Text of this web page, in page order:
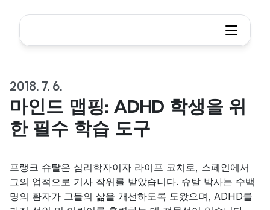
2018. 7. 6.
마인드 맵핑: ADHD 학생을 위
한 필수 학습 도구
프랭크 슈탈은 심리학자이자 라이프 코치로, 스페인에서
그의 업적으로 기사 작위를 받았습니다. 슈탈 박사는 수백
명의 환자가 그들의 삶을 개선하도록 도왔으며, ADHD를